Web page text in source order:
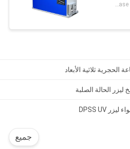
Please inquire individually MOQ:1
جميع